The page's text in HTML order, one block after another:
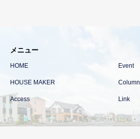
メニュー
HOME Event
HOUSE MAKER Column
Access Link